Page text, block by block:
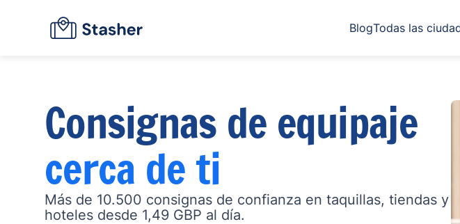
BlogTodas las
Consignas de equipaje
cerca de ti
Más de 10.500 consignas de confianza en taquillas, tiendas y
hoteles desde 1,49 GBP al día.